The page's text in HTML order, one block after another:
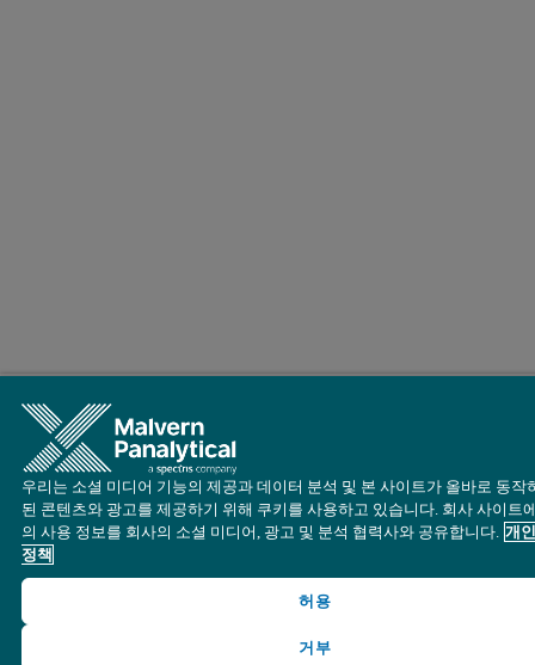
우리는 소셜 미디어 기능의 제공과 데이터 분석 및 본 사이트가 올바로 동작
된 콘텐츠와 광고를 제공하기 위해 쿠키를 사용하고 있습니다. 회사 사이트
의 사용 정보를 회사의 소셜 미디어, 광고 및 분석 협력사와 공유합니다. 개
정책
허용
거부